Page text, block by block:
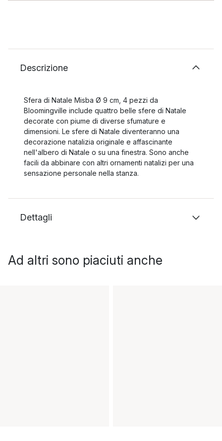
Descrizione
Sfera di Natale Misba Ø 9 cm, 4 pezzi da
Bloomingville include quattro belle sfere di Natale
decorate con piume di diverse sfumature e
dimensioni. Le sfere di Natale diventeranno una
decorazione natalizia originale e affascinante
nell'albero di Natale o su una finestra. Sono anche
facili da abbinare con altri ornamenti natalizi per una
sensazione personale nella stanza.
Dettagli
Ad altri sono piaciuti anche